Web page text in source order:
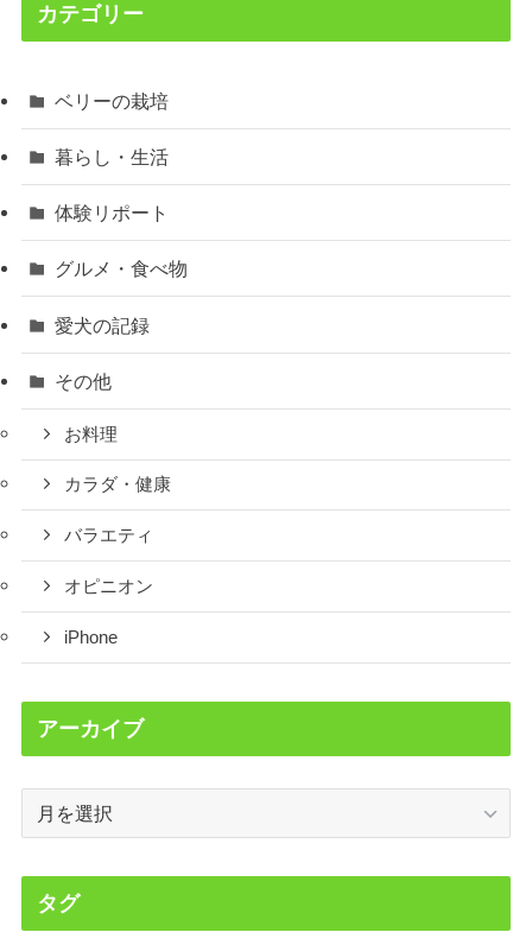
カテゴリー
ベリーの栽培
暮らし・生活
体験リポート
グルメ・食べ物
愛犬の記録
その他
お料理
カラダ・健康
バラエティ
オピニオン
iPhone
アーカイブ
タグ